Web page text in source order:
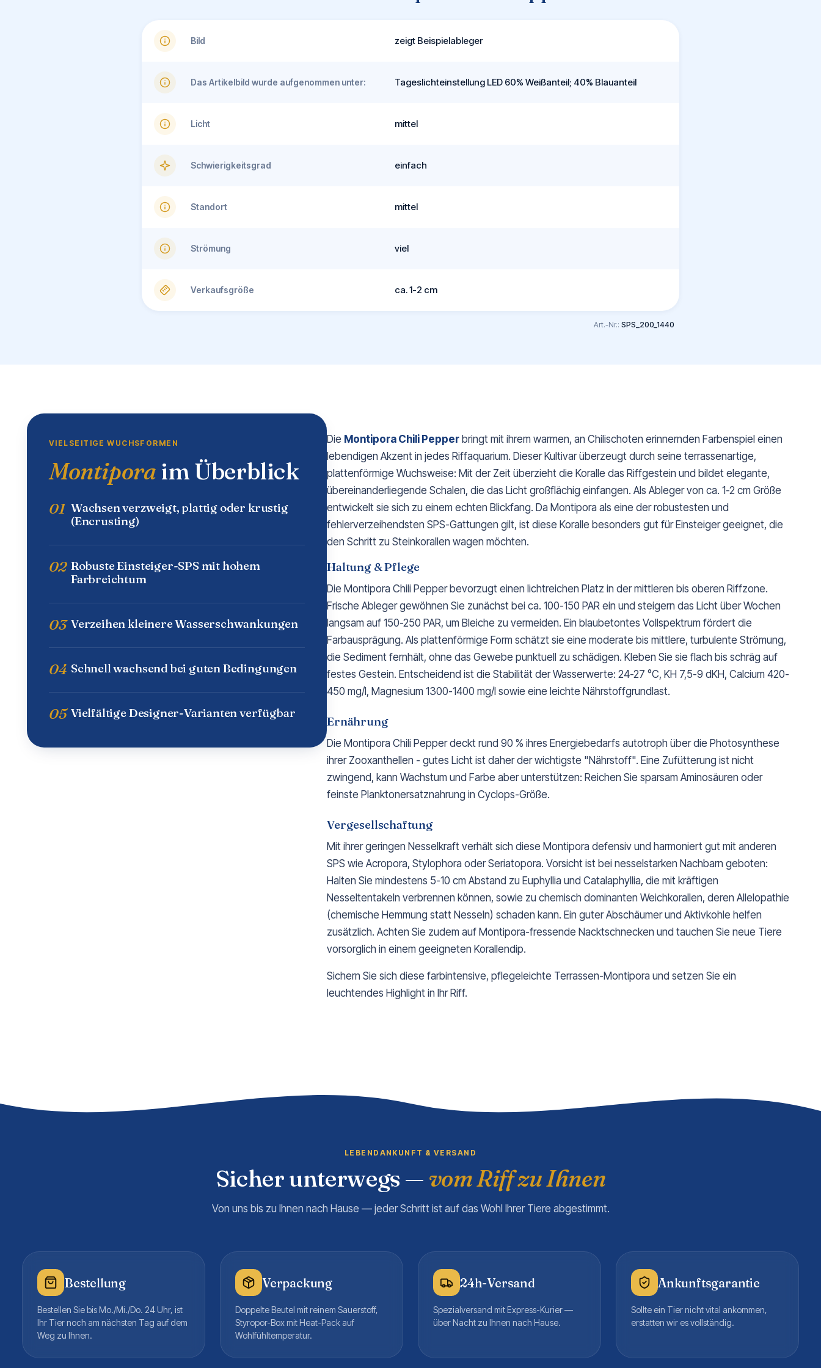
Bild zeigt Beispielableger
Das Artikelbild wurde aufgenommen unter: Tageslichteinstellung LED 60% Weißanteil; 40% Blauanteil
Licht mittel
Schwierigkeitsgrad einfach
Standort mittel
Strömung viel
Verkaufsgröße ca. 1-2 cm
Art.-Nr.: SPS_200_1440
VIELSEITIGE WUCHSFORMEN
Montiporaim Überblick
01 Wachsen verzweigt, plattig oder krustig
(Encrusting)
02 Robuste Einsteiger-SPS mit hohem
Farbreichtum
03 Verzeihen kleinere Wasserschwankungen
04 Schnell wachsend bei guten Bedingungen
05 Vielfältige Designer-Varianten verfügbar
Die Montipora Chili Pepper bringt mit ihrem warmen, an Chilischoten erinnernden Farbenspiel einen
lebendigen Akzent in jedes Riffaquarium. Dieser Kultivar überzeugt durch seine terrassenartige,
plattenförmige Wuchsweise: Mit der Zeit überzieht die Koralle das Riffgestein und bildet elegante,
übereinanderliegende Schalen, die das Licht großflächig einfangen. Als Ableger von ca. 1-2 cm Größe
entwickelt sie sich zu einem echten Blickfang. Da Montipora als eine der robustesten und
fehlerverzeihendsten SPS-Gattungen gilt, ist diese Koralle besonders gut für Einsteiger geeignet, die
den Schritt zu Steinkorallen wagen möchten.
Haltung & Pflege
Die Montipora Chili Pepper bevorzugt einen lichtreichen Platz in der mittleren bis oberen Riffzone.
Frische Ableger gewöhnen Sie zunächst bei ca. 100-150 PAR ein und steigern das Licht über Wochen
langsam auf 150-250 PAR, um Bleiche zu vermeiden. Ein blaubetontes Vollspektrum fördert die
Farbausprägung. Als plattenförmige Form schätzt sie eine moderate bis mittlere, turbulente Strömung,
die Sediment fernhält, ohne das Gewebe punktuell zu schädigen. Kleben Sie sie flach bis schräg auf
festes Gestein. Entscheidend ist die Stabilität der Wasserwerte: 24-27 °C, KH 7,5-9 dKH, Calcium 420-
450 mg/l, Magnesium 1300-1400 mg/l sowie eine leichte Nährstoffgrundlast.
Ernährung
Die Montipora Chili Pepper deckt rund 90 % ihres Energiebedarfs autotroph über die Photosynthese
ihrer Zooxanthellen - gutes Licht ist daher der wichtigste "Nährstoff". Eine Zufütterung ist nicht
zwingend, kann Wachstum und Farbe aber unterstützen: Reichen Sie sparsam Aminosäuren oder
feinste Planktonersatznahrung in Cyclops-Größe.
Vergesellschaftung
Mit ihrer geringen Nesselkraft verhält sich diese Montipora defensiv und harmoniert gut mit anderen
SPS wie Acropora, Stylophora oder Seriatopora. Vorsicht ist bei nesselstarken Nachbarn geboten:
Halten Sie mindestens 5-10 cm Abstand zu Euphyllia und Catalaphyllia, die mit kräftigen
Nesseltentakeln verbrennen können, sowie zu chemisch dominanten Weichkorallen, deren Allelopathie
(chemische Hemmung statt Nesseln) schaden kann. Ein guter Abschäumer und Aktivkohle helfen
zusätzlich. Achten Sie zudem auf Montipora-fressende Nacktschnecken und tauchen Sie neue Tiere
vorsorglich in einem geeigneten Korallendip.
Sichern Sie sich diese farbintensive, pflegeleichte Terrassen-Montipora und setzen Sie ein
leuchtendes Highlight in Ihr Riff.
LEBENDANKUNFT & VERSAND
Sicher unterwegs — vom Riff zu Ihnen
Von uns bis zu Ihnen nach Hause — jeder Schritt ist auf das Wohl Ihrer Tiere abgestimmt.
Bestellung
Bestellen Sie bis Mo./Mi./Do. 24 Uhr, ist
Ihr Tier noch am nächsten Tag auf dem
Weg zu Ihnen.
Verpackung
Doppelte Beutel mit reinem Sauerstoff,
Styropor-Box mit Heat-Pack auf
Wohlfühltemperatur.
24h-Versand
Spezialversand mit Express-Kurier —
über Nacht zu Ihnen nach Hause.
Ankunftsgarantie
Sollte ein Tier nicht vital ankommen,
erstatten wir es vollständig.